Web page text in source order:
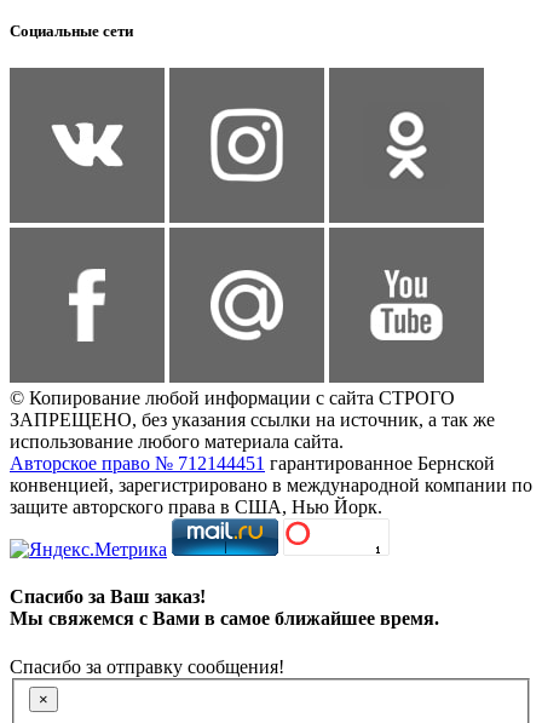
Социальные сети
© Копирование любой информации с сайта СТРОГО
ЗАПРЕЩЕНО, без указания ссылки на источник, а так же
использование любого материала сайта.
Авторское право № 712144451 гарантированное Бернской
конвенцией, зарегистрировано в международной компании по
защите авторского права в США, Нью Йорк.
Спасибо за Ваш заказ!
Мы свяжемся с Вами в самое ближайшее время.
Спасибо за отправку сообщения!
×